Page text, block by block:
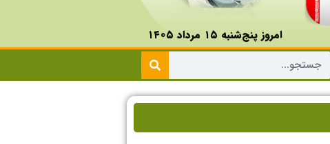
امروز پنج‌شنبه ۱۵ مرداد ۱۴۰۵